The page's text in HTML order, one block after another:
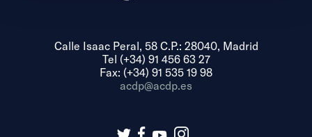
Calle Isaac Peral, 58 C.P.: 28040, Madrid
Tel (+34) 91 456 63 27
Fax: (+34) 91 535 19 98
acdp@acdp.es